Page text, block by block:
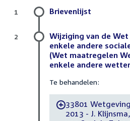
Brievenlijst
1
Wijziging van de
enkele andere
(Wet maatregelen
enkele andere
Te behandelen:
-33801
2013 - J.
2